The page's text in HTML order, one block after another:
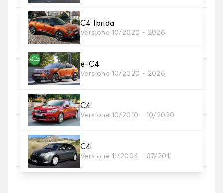
C4 Ibrida
Versione 10/2020 - 2026
e-C4
Versione 10/2020 - 2026
C4
Versione 10/2010 - 10/2020
C4
Versione 11/2004 - 07/2011
3. Set di tappetini
Selezionare il numero di tappetini per auto
necessari.
4. Colori dei tappetini
Scegli il materiale del tappetino auto.
5. Materiale della cinghia
Scegliere il materiale della cinghia.